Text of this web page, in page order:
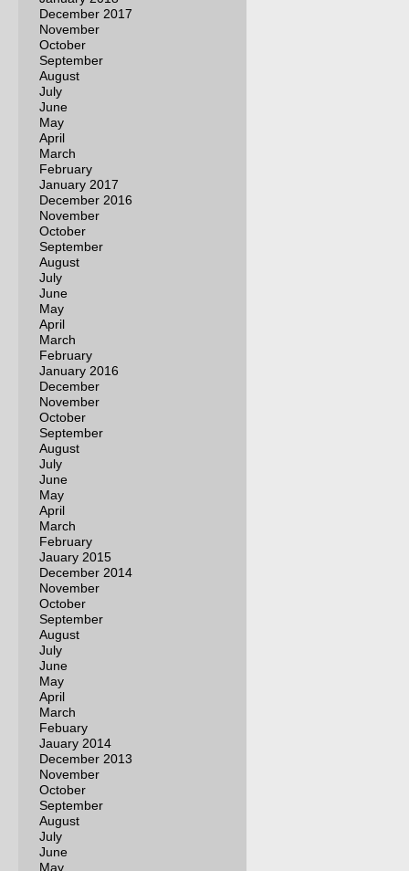
December 2017
November
October
September
August
July
June
May
April
March
February
January 2017
December 2016
November
October
September
August
July
June
May
April
March
February
January 2016
December
November
October
September
August
July
June
May
April
March
February
Jauary 2015
December 2014
November
October
September
August
July
June
May
April
March
Febuary
Jauary 2014
December 2013
November
October
September
August
July
June
May